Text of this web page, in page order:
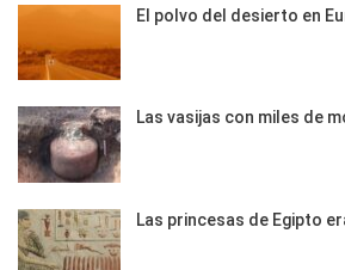
El polvo del desierto en
Las vasijas con miles de
Las princesas de Egipto